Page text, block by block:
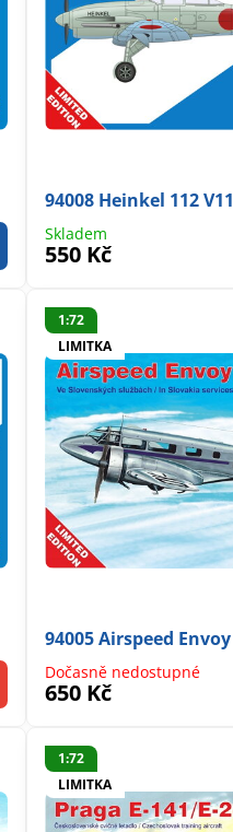
94008 Heinkel 112 V11
Skladem
550 Kč
1:72
LIMITKA
94005 Airspeed Envoy
Dočasně nedostupné
650 Kč
1:72
LIMITKA